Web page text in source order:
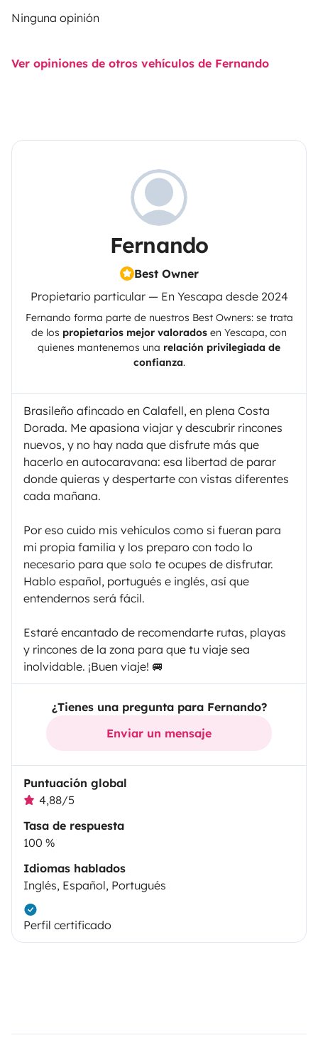
Ninguna opinión
Ver opiniones de otros vehículos de Fernando
Fernando
Best Owner
Propietario particular — En Yescapa desde 2024
Fernando forma parte de nuestros Best Owners: se trata
de los propietarios mejor valorados en Yescapa, con
quienes mantenemos una relación privilegiada de
confianza.
Brasileño afincado en Calafell, en plena Costa
Dorada. Me apasiona viajar y descubrir rincones
nuevos, y no hay nada que disfrute más que
hacerlo en autocaravana: esa libertad de parar
donde quieras y despertarte con vistas diferentes
cada mañana.
Por eso cuido mis vehículos como si fueran para
mi propia familia y los preparo con todo lo
necesario para que solo te ocupes de disfrutar.
Hablo español, portugués e inglés, así que
entendernos será fácil.
Estaré encantado de recomendarte rutas, playas
y rincones de la zona para que tu viaje sea
inolvidable. ¡Buen viaje! 🚐
¿Tienes una pregunta para Fernando?
Enviar un mensaje
Puntuación global
4,88/5
Tasa de respuesta
100 %
Idiomas hablados
Inglés, Español, Portugués
Perfil certificado